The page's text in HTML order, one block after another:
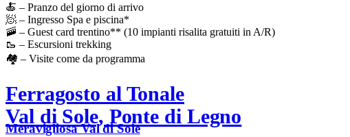
🍝 – Pranzo del giorno di arrivo
🧖 – Ingresso Spa e piscina*
🚠 – Guest card trentino** (10 impianti risalita gratuiti in A/R)
🥾 – Escursioni trekking
🏘️ – Visite come da programma
Ferragosto al Tonale
Val di Sole, Ponte di Legno
Meravigliosa Val di Sole